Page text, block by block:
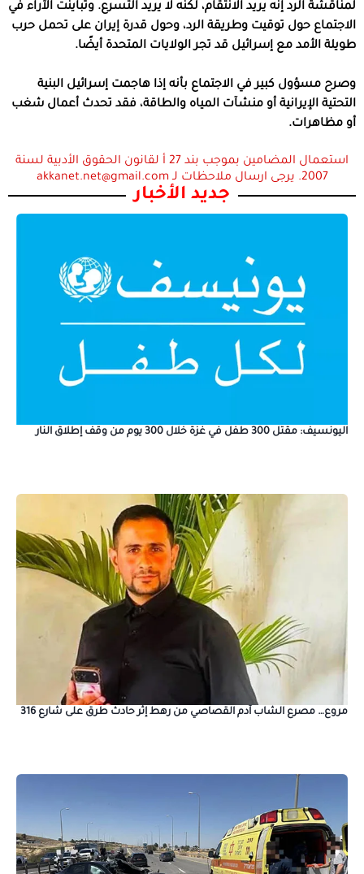
لمناقشة الرد إنه يريد الانتقام، لكنه لا يريد التسرع. وتباينت الآراء في
الاجتماع حول توقيت وطريقة الرد، وحول قدرة إيران على تحمل حرب
طويلة الأمد مع إسرائيل قد تجر الولايات المتحدة أيضًا.
وصرح مسؤول كبير في الاجتماع بأنه إذا هاجمت إسرائيل البنية
التحتية الإيرانية أو منشآت المياه والطاقة، فقد تحدث أعمال شغب
أو مظاهرات.
استعمال المضامين بموجب بند 27 أ لقانون الحقوق الأدبية لسنة
2007. يرجى ارسال ملاحظات لـ akkanet.net@gmail.com
جديد الأخبار
اليونسيف: مقتل 300 طفل في غزة خلال 300 يوم من وقف إطلاق النار
مروع… مصرع الشاب آدم القصاصي من رهط إثر حادث طرق على شارع 316